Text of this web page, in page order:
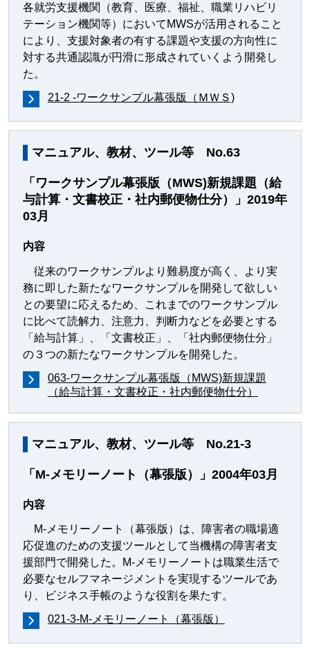
各就労支援機関（教育、医療、福祉、職業リハビリ
テーション機関等）においてMWSが活用されること
により、支援対象者の有する課題や支援の方向性に
対する共通認識が円滑に形成されていくよう開発し
た。
21-2 -ワークサンプル幕張版（ＭＷＳ)
マニュアル、教材、ツール等 No.63
「ワークサンプル幕張版（MWS)新規課題（給
与計算・文書校正・社内郵便物仕分）」2019年
03月
内容
従来のワークサンプルより難易度が高く、より実
務に即した新たなワークサンプルを開発して欲しい
との要望に応えるため、これまでのワークサンプル
に比べて読解力、注意力、判断力などを必要とする
「給与計算」、「文書校正」、「社内郵便物仕分」
の３つの新たなワークサンプルを開発した。
063-ワークサンプル幕張版（MWS)新規課題
（給与計算・文書校正・社内郵便物仕分）
マニュアル、教材、ツール等 No.21-3
「M-メモリーノート（幕張版）」2004年03月
内容
M-メモリーノート（幕張版）は、障害者の職場適
応促進のための支援ツールとして当機構の障害者支
援部門で開発した。M-メモリーノートは職業生活で
必要なセルフマネージメントを実現するツールであ
り、ビジネス手帳のような役割を果たす。
021-3-M-メモリーノート（幕張版）